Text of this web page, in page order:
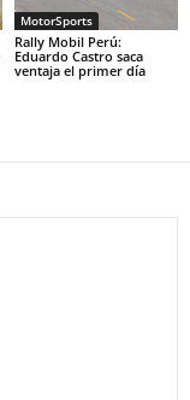
MotorSports
Rally Mobil Perú:
Eduardo Castro saca
ventaja el primer día